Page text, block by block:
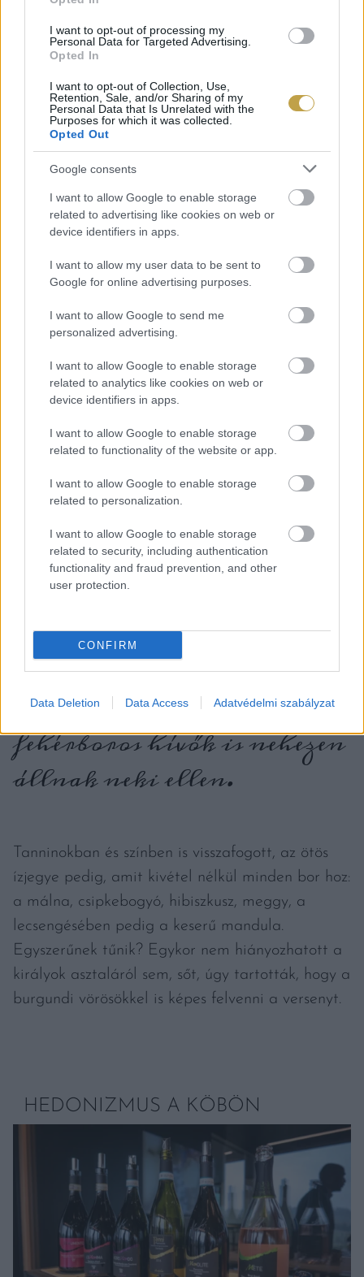
I want to opt-out of processing my
Personal Data for Targeted Advertising.
Opted In
I want to opt-out of Collection, Use,
Retention, Sale, and/or Sharing of my
Personal Data that Is Unrelated with the
Purposes for which it was collected.
Opted Out
Google consents
I want to allow Google to enable storage
related to advertising like cookies on web or
device identifiers in apps.
I want to allow my user data to be sent to
Google for online advertising purposes.
I want to allow Google to send me
personalized advertising.
I want to allow Google to enable storage
related to analytics like cookies on web or
device identifiers in apps.
I want to allow Google to enable storage
related to functionality of the website or app.
I want to allow Google to enable storage
related to personalization.
I want to allow Google to enable storage
related to security, including authentication
functionality and fraud prevention, and other
user protection.
CONFIRM
Data Deletion Data Access Adatvédelmi szabályzat
Csúnya, szagos, de finom! A bagna cauda, azaz szardellás
foghagymakrém
Fotó: Kalmár Borbála / Vince Magazin
A legfiatalabb Prediomagno Borászat 360 fokos
panorámával és csodálatos rózsaaromájú Ruché
barberák mellett, természetesen. Ők – nagyjából
olívaolajjal is foglalkoznak; megszállni náluk is
kiszakadnának a rohanó hétköznapokból, erősen
ajánlott. Hozzájuk hasonlóan új alapítású és
Pincészetet is, ahol a középpontban nem a
A belőle készített bor pont
olyan, amilyen a szó
hangzása, és valószínűleg
még a legbigottabb
fehérboros hívők is nehezen
állnak neki ellen.
Tanninokban és színben is visszafogott, az ötös
ízjegye pedig, amit kivétel nélkül minden bor hoz:
a málna, csipkebogyó, hibiszkusz, meggy, a
lecsengésében pedig a keserű mandula.
Egyszerűnek tűnik? Egykor nem hiányozhatott a
királyok asztaláról sem, sőt, úgy tartották, hogy a
burgundi vörösökkel is képes felvenni a versenyt.
HEDONIZMUS A KÖBÖN